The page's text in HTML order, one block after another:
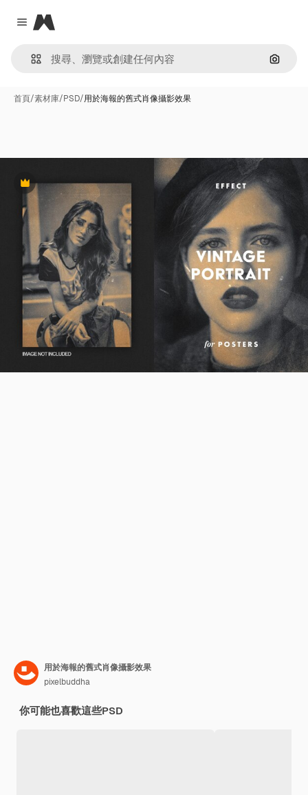
Close menu
Magnific
通過圖
首頁/素材庫/PSD/用於海報的舊式肖像攝影效果
Premium
用於海報的舊式肖像攝影效果
pixelbuddha
你可能也喜歡這些PSD